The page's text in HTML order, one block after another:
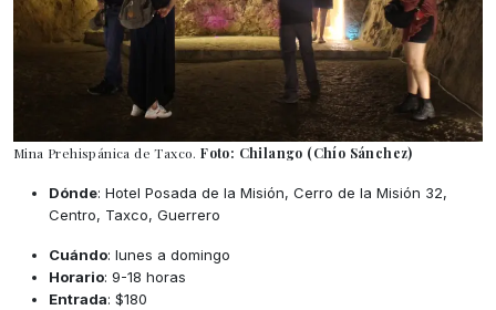
Mina Prehispánica de Taxco.Foto: Chilango (Chío Sánchez)
Dónde: Hotel Posada de la Misión, Cerro de la Misión 32,
Centro, Taxco, Guerrero
Cuándo: lunes a domingo
Horario: 9-18 horas
Entrada: $180